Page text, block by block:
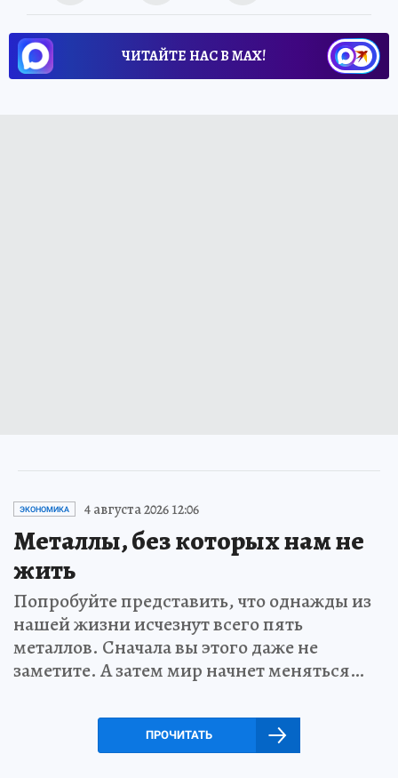
ЧИТАЙТЕ НАС В МАХ!
ЭКОНОМИКА 4 августа 2026 12:06
Металлы, без которых нам не
жить
Попробуйте представить, что однажды из
нашей жизни исчезнут всего пять
металлов. Сначала вы этого даже не
заметите. А затем мир начнет меняться…
ПРОЧИТАТЬ